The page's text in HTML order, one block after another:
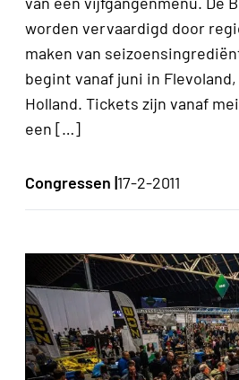
worden vervaardigd door
maken van
begint vanaf juni in
Holland. Tickets zijn vanaf
een […]
Congressen |17-2-2011